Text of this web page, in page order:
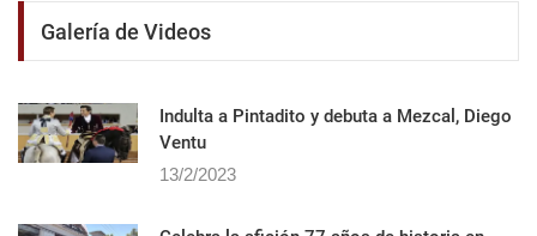
Galería de Videos
Indulta a Pintadito y debuta a Mezcal, Diego
Ventu
13/2/2023